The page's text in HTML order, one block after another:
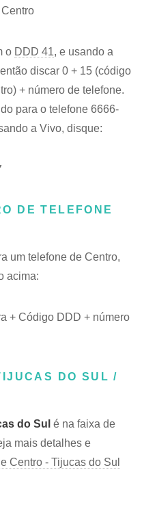
o DDD 41, e usando a
discar 0 + 15 (código
+ número de telefone.
para o telefone 6666-
a Vivo, disque:
DE TELEFONE
um telefone de Centro,
acima:
+ Código DDD + número
DO SUL /
do Sul é na faixa de
mais detalhes e
Centro - Tijucas do Sul